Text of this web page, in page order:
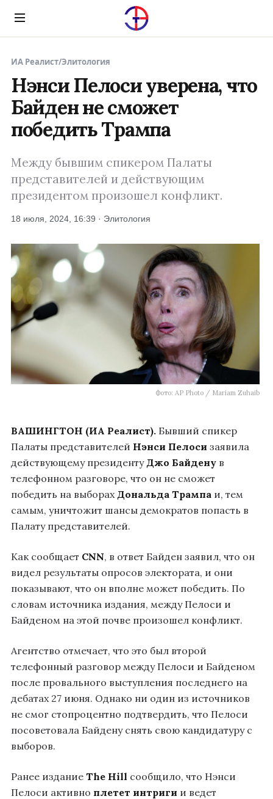
Menu
ИА Реалист/Элитология
Нэнси Пелоси уверена, что
Байден не сможет
победить Трампа
Между бывшим спикером Палаты
представителей и действующим
президентом произошел конфликт.
18 июля, 2024, 16:39 · Элитология
Фото: AP Photo / Mariam Zuhaib
ВАШИНГТОН (ИА Реалист). Бывший спикер
Палаты представителей Нэнси Пелоси заявила
действующему президенту Джо Байдену в
телефонном разговоре, что он не сможет
победить на выборах Дональда Трампа и, тем
самым, уничтожит шансы демократов попасть в
Палату представителей.
Как сообщает CNN, в ответ Байден заявил, что он
видел результаты опросов электората, и они
показывают, что он вполне может победить. По
словам источника издания, между Пелоси и
Байденом на этой почве произошел конфликт.
Агентство отмечает, что это был второй
телефонный разговор между Пелоси и Байденом
после провального выступления последнего на
дебатах 27 июня. Однако ни один из источников
не смог стопроцентно подтвердить, что Пелоси
посоветовала Байдену снять свою кандидатуру с
выборов.
Ранее издание The Hill сообщило, что Нэнси
Пелоси активно плетет интриги и ведет